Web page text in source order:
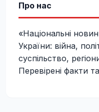
Про нас
«Національні
України: війна,
суспільство,
Перевірені факти